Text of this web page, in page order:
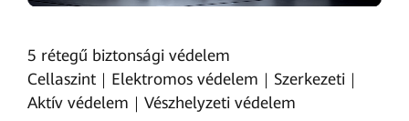
5 rétegű biztonsági védelem
Cellaszint｜Elektromos védelem｜Szerkezeti｜
Aktív védelem｜Vészhelyzeti védelem